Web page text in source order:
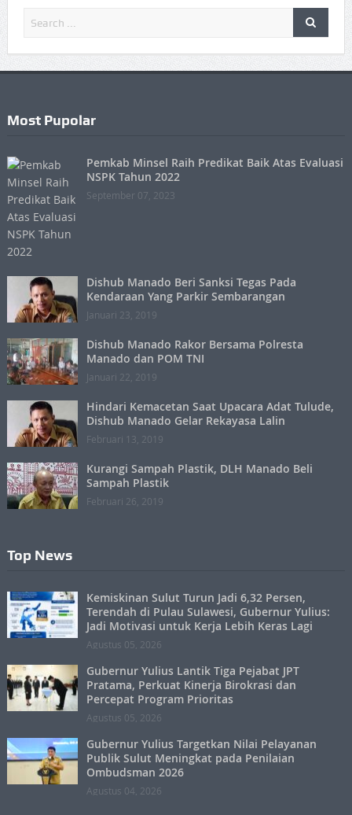
Most Pupolar
Pemkab Minsel Raih Predikat Baik Atas Evaluasi
NSPK Tahun 2022
September 07, 2023
Dishub Manado Beri Sanksi Tegas Pada
Kendaraan Yang Parkir Sembarangan
Januari 23, 2019
Dishub Manado Rakor Bersama Polresta
Manado dan POM TNI
Januari 22, 2019
Hindari Kemacetan Saat Upacara Adat Tulude,
Dishub Manado Gelar Rekayasa Lalin
Februari 13, 2019
Kurangi Sampah Plastik, DLH Manado Beli
Sampah Plastik
Februari 26, 2019
Top News
Kemiskinan Sulut Turun Jadi 6,32 Persen,
Terendah di Pulau Sulawesi, Gubernur Yulius:
Jadi Motivasi untuk Kerja Lebih Keras Lagi
Agustus 05, 2026
Gubernur Yulius Lantik Tiga Pejabat JPT
Pratama, Perkuat Kinerja Birokrasi dan
Percepat Program Prioritas
Agustus 05, 2026
Gubernur Yulius Targetkan Nilai Pelayanan
Publik Sulut Meningkat pada Penilaian
Ombudsman 2026
Agustus 04, 2026